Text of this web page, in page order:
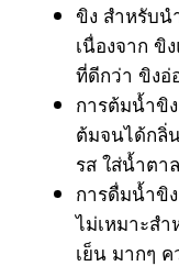
ขิง สำหรับน
เนื่องจาก ขิ
ที่ดีกว่า ขิงอ่
การต้มน้ำขิ
ต้มจนได้กลิ่
รส ใส่น้ำตาล
การดื่มน้ำขิ
ไม่เหมาะส
เย็น มากๆ